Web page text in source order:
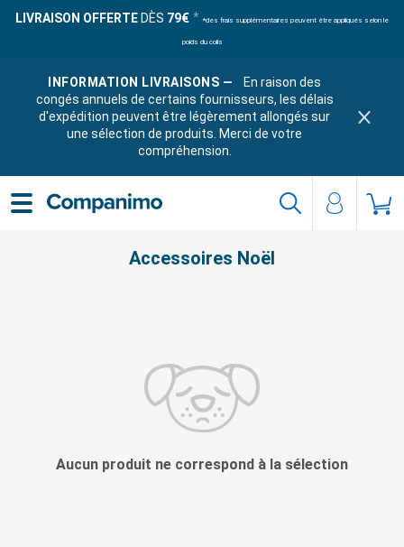
LIVRAISON OFFERTE DÈS 79€ *des frais supplémentaires peuvent être appliqués selon le
poids du colis
INFORMATION LIVRAISONS —
En raison des
congés annuels de certains fournisseurs, les délais
d'expédition peuvent être légèrement allongés sur
une sélection de produits. Merci de votre
compréhension.
Accessoires Noël
Aucun produit ne correspond à la sélection